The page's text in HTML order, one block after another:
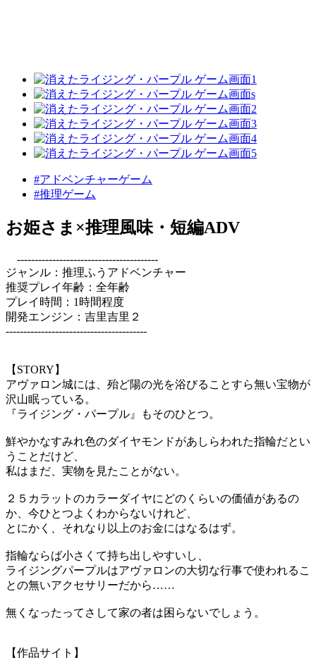
#アドベンチャーゲーム
#推理ゲーム
お姫さま×推理風味・短編ADV
----------------------------------------
ジャンル：推理ふうアドベンチャー
推奨プレイ年齢：全年齢
プレイ時間：1時間程度
開発エンジン：吉里吉里２
----------------------------------------
【STORY】
アヴァロン城には、殆ど陽の光を浴びることすら無い宝物が
沢山眠っている。
『ライジング・パープル』もそのひとつ。
鮮やかなすみれ色のダイヤモンドがあしらわれた指輪だとい
うことだけど、
私はまだ、実物を見たことがない。
２５カラットのカラーダイヤにどのくらいの価値があるの
か、今ひとつよくわからないけれど、
とにかく、それなり以上のお金にはなるはず。
指輪ならば小さくて持ち出しやすいし、
ライジングパープルはアヴァロンの大切な行事で使われるこ
との無いアクセサリーだから……
無くなったってさして家の者は困らないでしょう。
【作品サイト】